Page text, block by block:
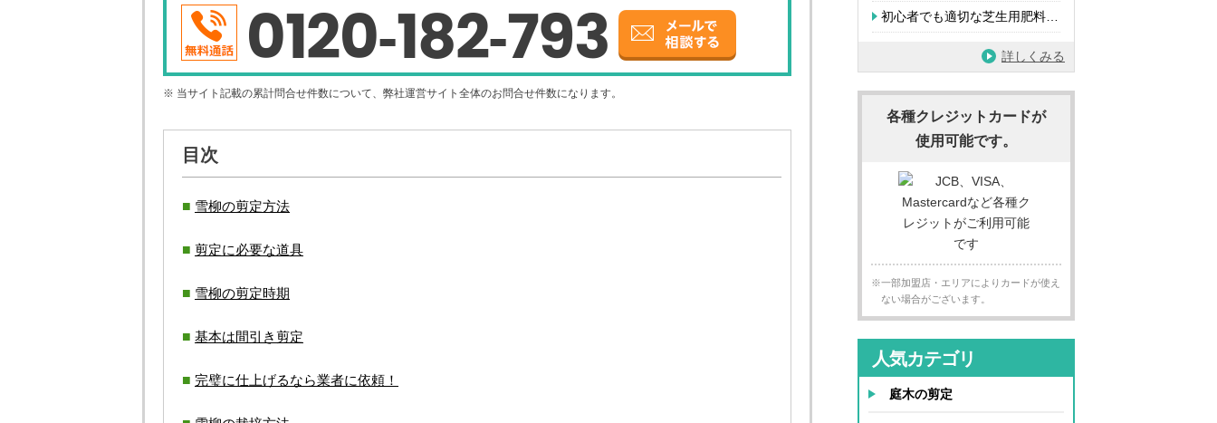
0120-182-793
※ 当サイト記載の累計問合せ件数について、弊社運営サイト全体のお問合せ件数になります。
目次
雪柳の剪定方法
剪定に必要な道具
雪柳の剪定時期
基本は間引き剪定
完璧に仕上げるなら業者に依頼！
初心者でも適切な芝生用肥料…
詳しくみる
各種クレジットカードが
使用可能です。
※一部加盟店・エリアによりカードが使え
ない場合がございます。
人気カテゴリ
庭木の剪定